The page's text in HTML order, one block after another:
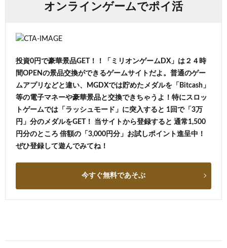
オンラインゲームでポイ活
投資0円で豪華景品GET！！「ミリオンゲームDX」は２４時
間OPENの景品交換ができるゲームサイトだよ。普通のゲー
ムアプリなどと違い、MGDXでは貯めたメダルを「Bitcash」
等の電子マネーや豪華景品と交換できちゃうよ！特にスロッ
トゲームでは「ラッシュモード」に突入すると 1回で「3万
円」分のメダルをGET！ 当サイトから登録すると 通常1,500
円分のところ 倍額の「3,000円分」お試しポイント進呈中！
ぜひ登録して遊んでみてね！
今すぐ無料であそぶ